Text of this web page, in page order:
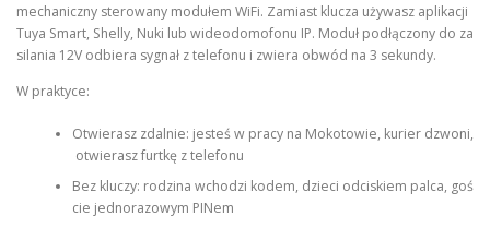
mechaniczny sterowany modułem WiFi. Zamiast klucza używasz aplikacji
Tuya Smart, Shelly, Nuki lub wideodomofonu IP. Moduł podłączony do za
silania 12V odbiera sygnał z telefonu i zwiera obwód na 3 sekundy.
W praktyce:
Otwierasz zdalnie: jesteś w pracy na Mokotowie, kurier dzwoni,
otwierasz furtkę z telefonu
Bez kluczy: rodzina wchodzi kodem, dzieci odciskiem palca, goś
cie jednorazowym PINem